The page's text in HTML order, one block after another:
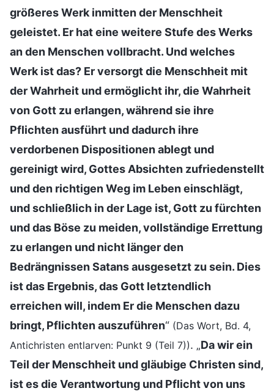
größeres Werk inmitten der Menschheit
geleistet. Er hat eine weitere Stufe des Werks
an den Menschen vollbracht. Und welches
Werk ist das? Er versorgt die Menschheit mit
der Wahrheit und ermöglicht ihr, die Wahrheit
von Gott zu erlangen, während sie ihre
Pflichten ausführt und dadurch ihre
verdorbenen Dispositionen ablegt und
gereinigt wird, Gottes Absichten zufriedenstellt
und den richtigen Weg im Leben einschlägt,
und schließlich in der Lage ist, Gott zu fürchten
und das Böse zu meiden, vollständige Errettung
zu erlangen und nicht länger den
Bedrängnissen Satans ausgesetzt zu sein. Dies
ist das Ergebnis, das Gott letztendlich
erreichen will, indem Er die Menschen dazu
bringt, Pflichten auszuführen“ (Das Wort, Bd. 4,
Antichristen entlarven: Punkt 9 (Teil 7)). „Da wir ein
Teil der Menschheit und gläubige Christen sind,
ist es die Verantwortung und Pflicht von uns